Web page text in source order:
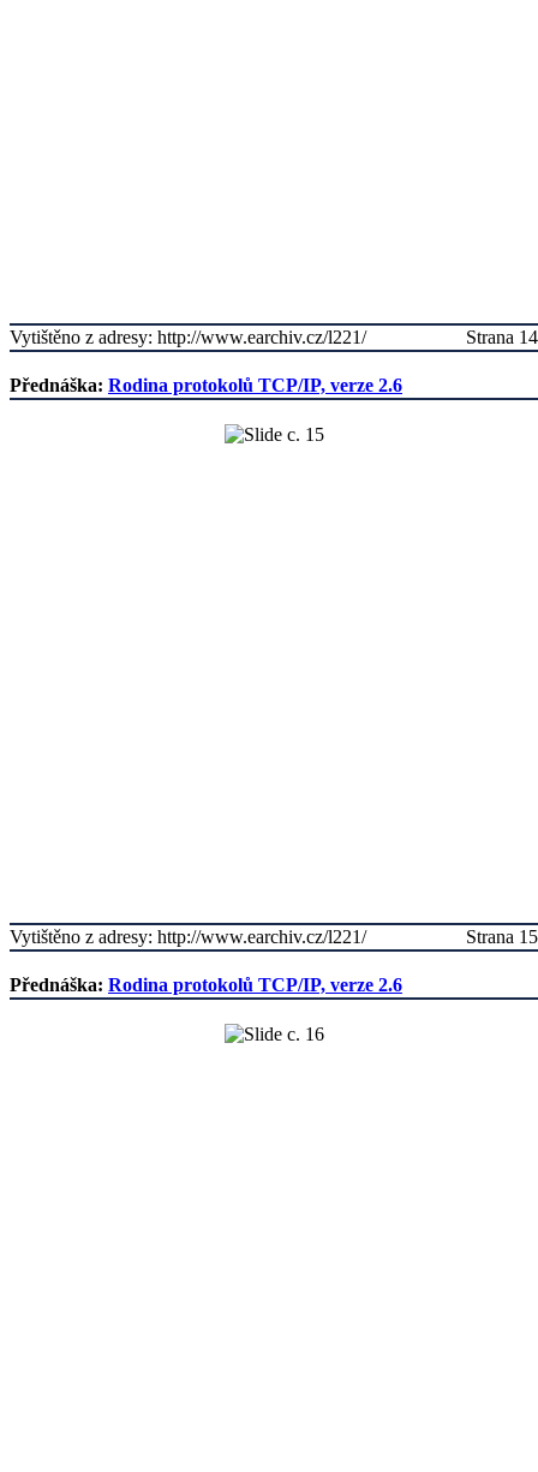
Strana 14
Vytištěno z adresy: http://www.earchiv.cz/l221/
Přednáška: Rodina protokolů TCP/IP, verze 2.6
Strana 15
Vytištěno z adresy: http://www.earchiv.cz/l221/
Přednáška: Rodina protokolů TCP/IP, verze 2.6